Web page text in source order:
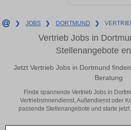
❯ JOBS ❯ DORTMUND ❯
Vertrieb Jobs in
Stellenangebote
Jetzt Vertrieb Jobs in Dortmund
Beratung
Finde spannende Vertrieb Jobs in
Vertriebsinnendienst, Außendienst oder
passende Stellenangebote und starte